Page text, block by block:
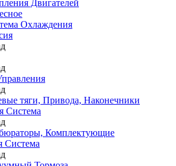
Двигателей
Охлаждения
тяги, Привода, Наконечники
Система
Комплектующие
Система